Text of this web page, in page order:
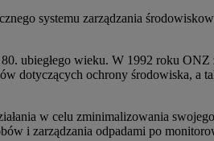
systemu zarządzania
ubiegłego wieku. W 1992 roku
dotyczących ochrony środowiska, a
w celu zminimalizowania
i zarządzania odpadami po